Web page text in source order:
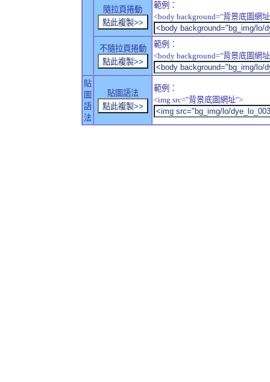
隨拉頁捲動
範例：
<body background="背景底圖網
不隨拉頁捲動
範例：
<body background="背景底圖網
貼
圖
語
法
貼圖語法
範例：
<img src="背景底圖網址">